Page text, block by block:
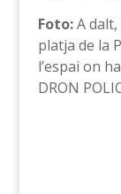
Foto:A dalt,
platja de la
l’espai on
DRON